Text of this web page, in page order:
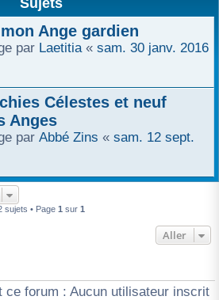
e
Sujets
Ange gardien
par Laetitia « sam. 30 janv. 2016
Célestes et neuf
Anges
par Abbé Zins « sam. 12 sept.
sujets • Page 1 sur 1
Aller
ce forum : Aucun utilisateur inscrit